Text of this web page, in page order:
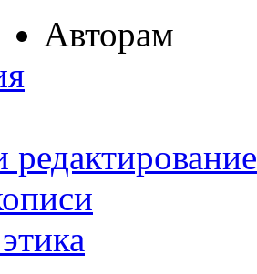
Авторам
редактирование